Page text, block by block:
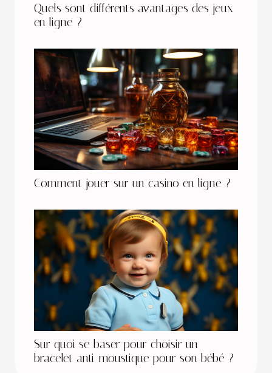
Quels sont différents avantages des jeux
en ligne ?
Comment jouer sur un casino en ligne ?
Sur quoi se baser pour choisir un
bracelet anti-moustique pour son bébé ?